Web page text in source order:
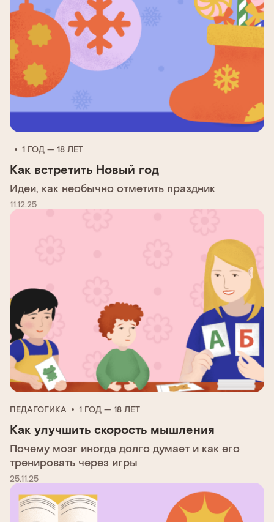
1 ГОД — 18 ЛЕТ
Как встретить Новый год
Идеи, как необычно отметить праздник
11.12.25
ПЕДАГОГИКА 1 ГОД — 18 ЛЕТ
Как улучшить скорость мышления
Почему мозг иногда долго думает и как его
тренировать через игры
25.11.25